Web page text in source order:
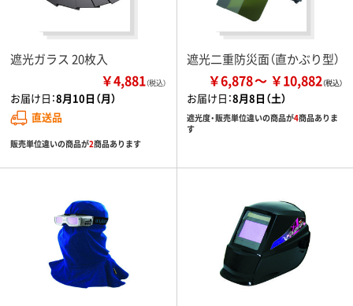
遮光ガラス 20枚入
￥4,881（税込）
お届け日：8月10日（月）
直送品
販売単位違いの商品が2商品あります
遮光二重防災面（直かぶり型）
￥6,878 ￥10,882
お届け日：8月8日（土）
遮光度・販売単位違いの商品が4商品ありま
す